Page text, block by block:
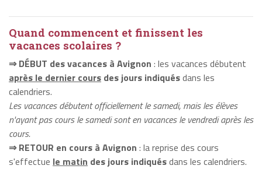
Quand commencent et finissent les
vacances scolaires ?
⇒ DÉBUT des vacances à Avignon : les vacances débutent
après le dernier cours des jours indiquésdans les
calendriers.
Les vacances débutent officiellement le samedi, mais les élèves
n'ayant pas cours le samedi sont en vacances le vendredi après les
cours.
⇒ RETOUR en cours à Avignon : la reprise des cours
s'effectue le matin des jours indiquésdans les calendriers.